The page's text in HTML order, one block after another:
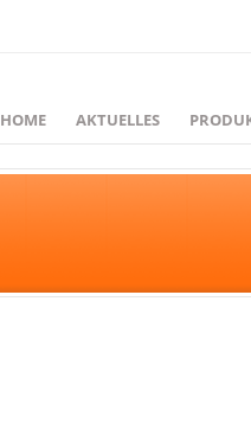
HOME AKTUELLES